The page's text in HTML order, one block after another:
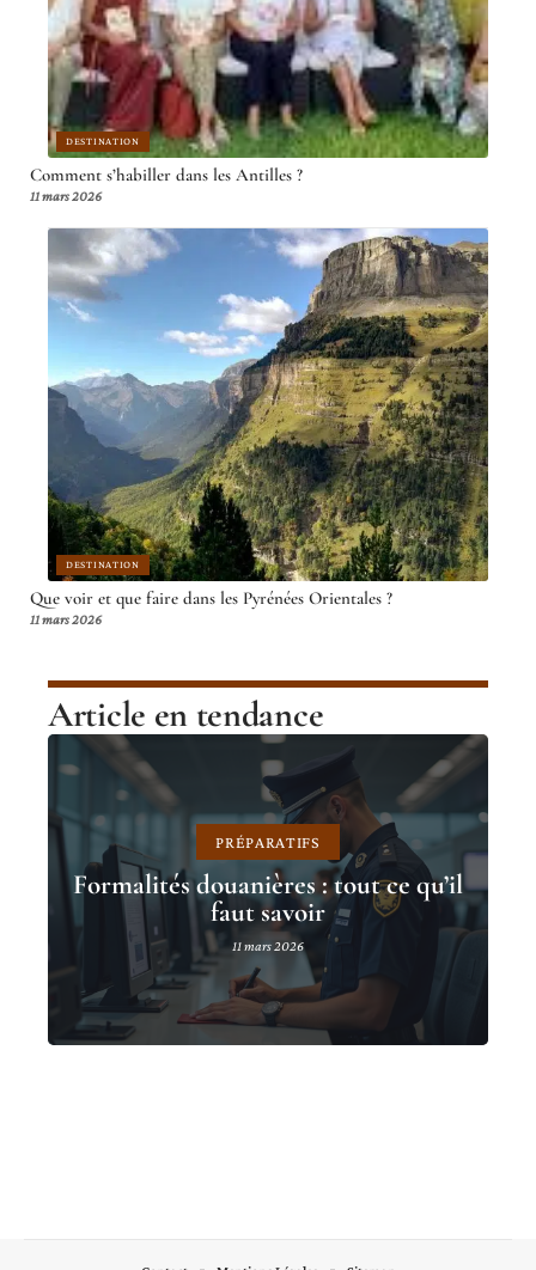
DESTINATION
Comment s’habiller dans les Antilles ?
11 mars 2026
DESTINATION
Que voir et que faire dans les Pyrénées Orientales ?
11 mars 2026
Article en tendance
PRÉPARATIFS
Formalités douanières : tout ce qu’il
faut savoir
11 mars 2026